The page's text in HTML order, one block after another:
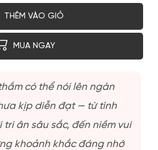
THÊM VÀO GIỎ
MUA NGAY
có thể nói lên ngàn
kịp diễn đạt — từ tình
tri ân sâu sắc, đến niềm vui
khoảnh khắc đáng nhớ